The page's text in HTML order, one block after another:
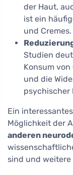
der Haut,
ist ein
und Cremes.
Studien
Konsum von
und die
psychischer
Ein
Möglichkeit der
anderen
sind und